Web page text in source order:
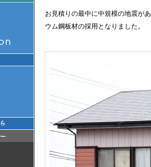
お見積りの最中に中規模の地震が
ウム鋼板材の採用となりました。